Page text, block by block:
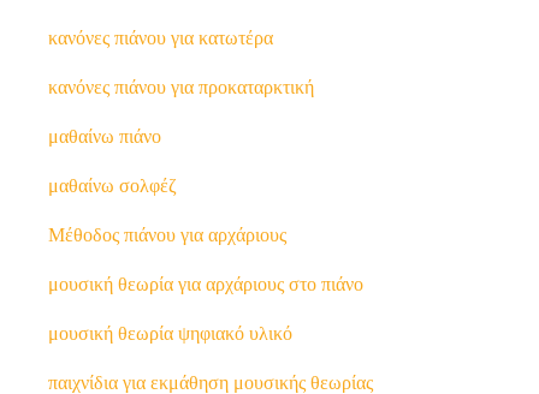
κανόνες πιάνου για κατωτέρα
κανόνες πιάνου για προκαταρκτική
μαθαίνω πιάνο
μαθαίνω σολφέζ
Μέθοδος πιάνου για αρχάριους
μουσική θεωρία για αρχάριους στο πιάνο
μουσική θεωρία ψηφιακό υλικό
παιχνίδια για εκμάθηση μουσικής θεωρίας